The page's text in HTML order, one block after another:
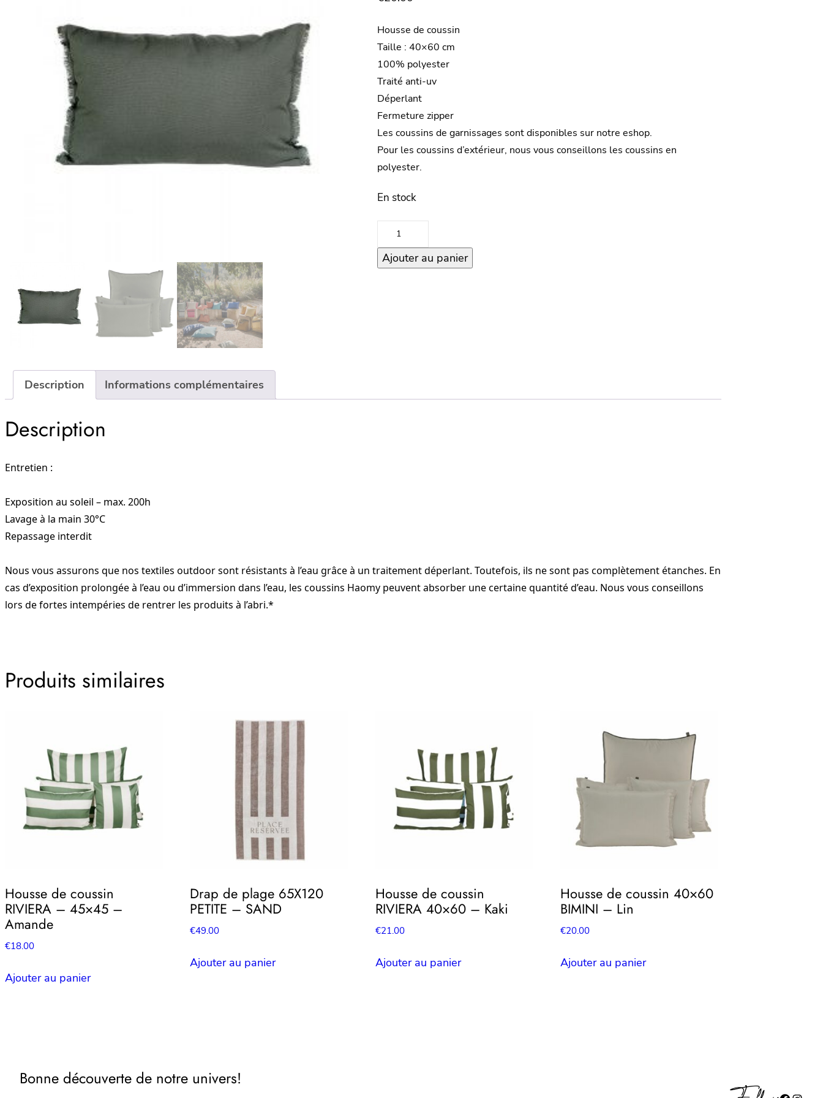
Housse de coussin
Taille : 40×60 cm
100% polyester
Traité anti-uv
Déperlant
Fermeture zipper
Les coussins de garnissages sont disponibles sur notre eshop.
Pour les coussins d’extérieur, nous vous conseillons les coussins en
polyester.
En stock
quantité
Housse
Ajouter au panier
Description Informations complémentaires
Description
Entretien :
Exposition au soleil – max. 200h
Lavage à la main 30°C
Repassage interdit
Nous vous assurons que nos textiles outdoor sont résistants à l’eau grâce à un traitement déperlant. Toutefois, ils ne sont pas complètement étanches. En
cas d’exposition prolongée à l’eau ou d’immersion dans l’eau, les coussins Haomy peuvent absorber une certaine quantité d’eau. Nous vous conseillons
lors de fortes intempéries de rentrer les produits à l’abri.*
Produits similaires
Housse de coussin
RIVIERA – 45×45 –
Amande
€18.00
Ajouter au panier
Drap de plage 65X120
PETITE – SAND
€49.00
Ajouter au panier
Housse de coussin
RIVIERA 40×60 – Kaki
€21.00
Ajouter au panier
Housse de coussin 40×60
BIMINI – Lin
€20.00
Ajouter au panier
Bonne découverte de notre univers!